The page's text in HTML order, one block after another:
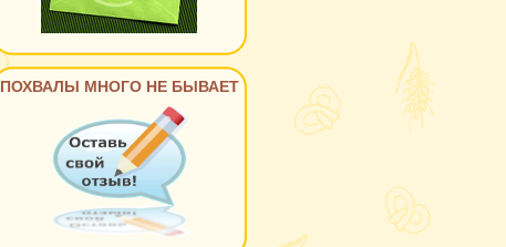
ПОХВАЛЫ МНОГО НЕ БЫВАЕТ